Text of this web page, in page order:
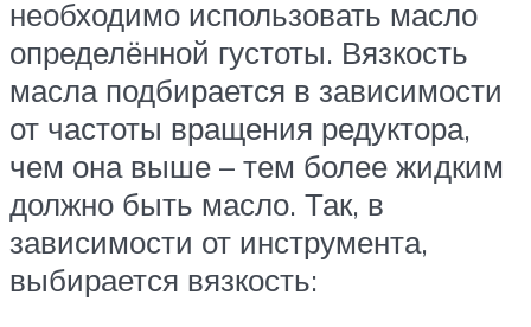
необходимо использовать масло
определённой густоты. Вязкость
масла подбирается в зависимости
от частоты вращения редуктора,
чем она выше – тем более жидким
должно быть масло. Так, в
зависимости от инструмента,
выбирается вязкость: